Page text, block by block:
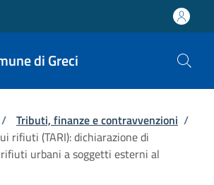
di Greci
pane
/ Tributi, finanze e contravvenzioni /
rifiuti (TARI): dichiarazione di
urbani a soggetti esterni al